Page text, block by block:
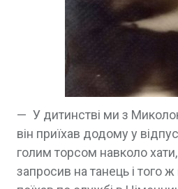
— У дитинстві ми з
він приїхав додому у
голим торсом навколо
запросив на танець і того